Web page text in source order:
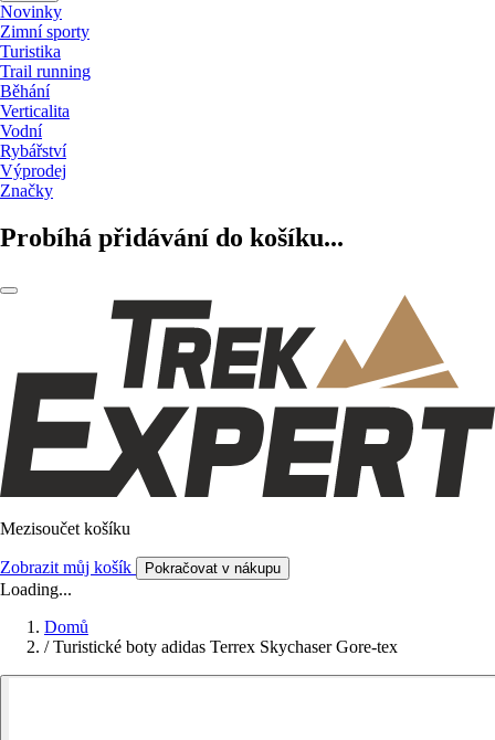
Novinky
Zimní sporty
Turistika
Trail running
Běhání
Verticalita
Vodní
Rybářství
Výprodej
Značky
Probíhá přidávání do košíku...
Mezisoučet košíku
Zobrazit můj košík Pokračovat v nákupu
Loading...
Domů
/ Turistické boty adidas Terrex Skychaser Gore-tex